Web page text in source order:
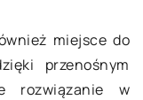
miejsce do
przenośnym
rozwiązanie w